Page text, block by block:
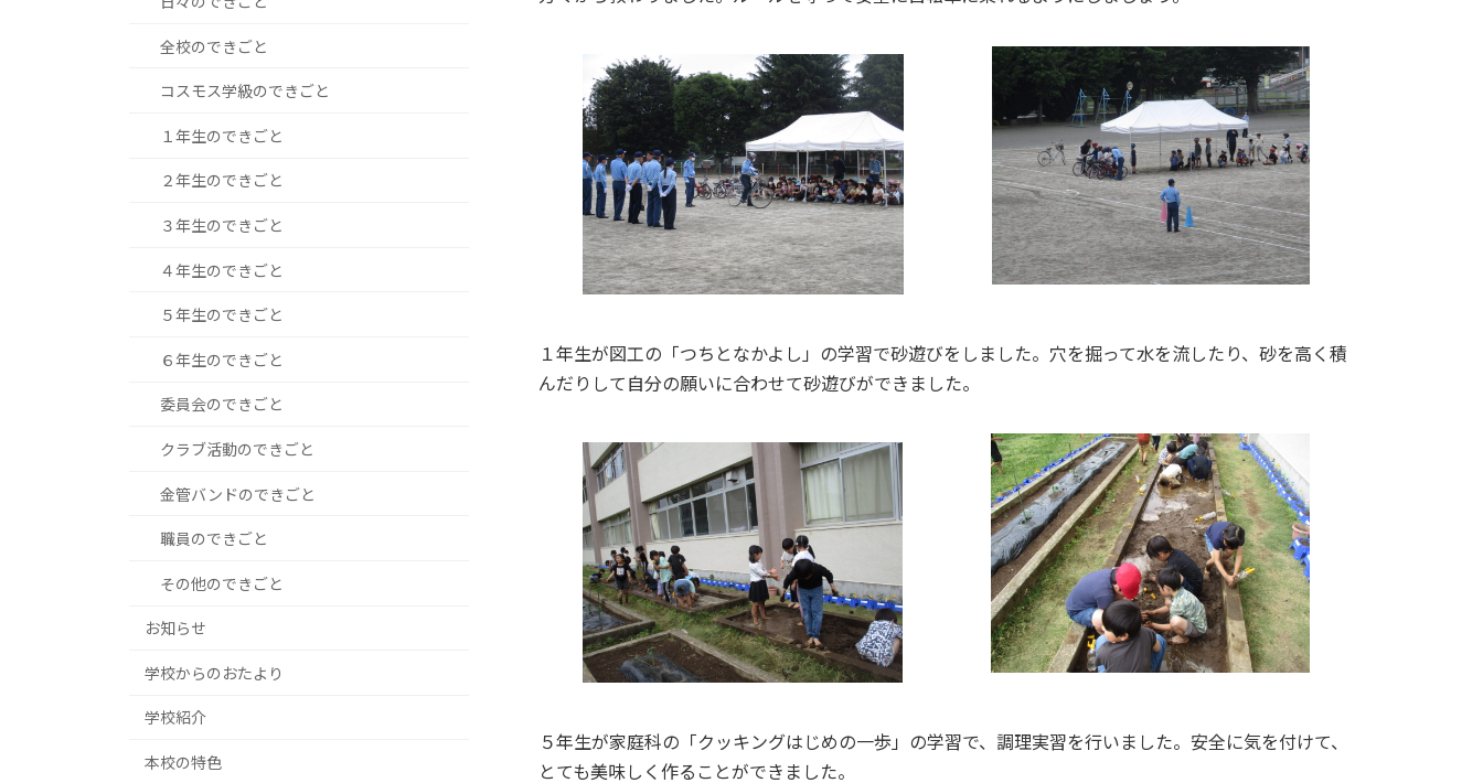
１年生が図工の「つちとなかよし」の学習で砂遊びをしました。穴を掘って水を流したり、砂を高く積
んだりして自分の願いに合わせて砂遊びができました。
５年生が家庭科の「クッキングはじめの一歩」の学習で、調理実習を行いました。安全に気を付けて、
とても美味しく作ることができました。
全校のできごと
コスモス学級のできごと
１年生のできごと
２年生のできごと
３年生のできごと
４年生のできごと
５年生のできごと
６年生のできごと
委員会のできごと
クラブ活動のできごと
金管バンドのできごと
職員のできごと
その他のできごと
お知らせ
学校からのおたより
学校紹介
本校の特色